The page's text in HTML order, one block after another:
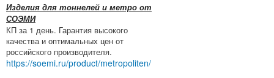
Изделия для тоннелей и метро от
СОЭМИ
КП за 1 день. Гарантия высокого
качества и оптимальных цен от
российского производителя.
https://soemi.ru/product/metropoliten/